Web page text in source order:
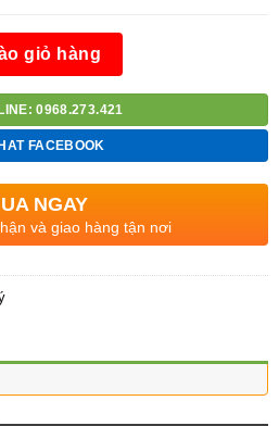
giỏ hàng
0968.273.421
FACEBOOK
NGAY
và giao hàng tận nơi